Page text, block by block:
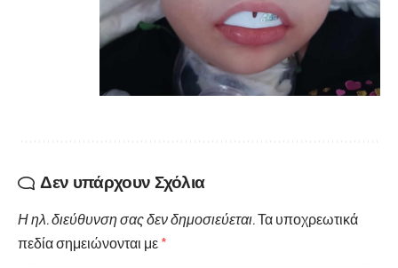
Δεν υπάρχουν Σχόλια
Η ηλ. διεύθυνση σας δεν δημοσιεύεται.Τα υποχρεωτικά
πεδία σημειώνονται με *